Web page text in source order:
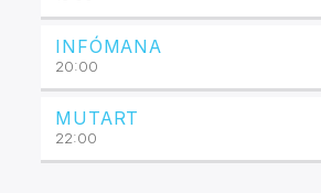
INFÓMANA
20:00
MUTART
22:00